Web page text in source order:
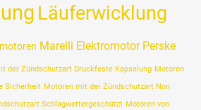
Läuferwicklung
Marelli Elektromotor Perske
der Zündschutzart Druckfeste Kapselung Motoren
Sicherheit Motoren mit der Zündschutzart Non
Schlagwettergeschützt Motoren von